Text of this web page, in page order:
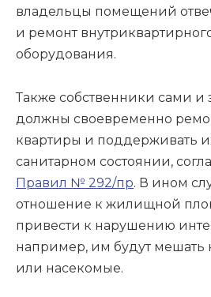
владельцы помещений
и ремонт
оборудования.
Также собственники сами и
должны своевременно
квартиры и поддерживать
санитарном состоянии,
Правил № 292/пр. В ином
отношение к жилищной
привести к нарушению
например, им будут мешать
или насекомые.